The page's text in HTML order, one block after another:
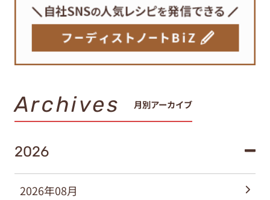
Archives 月別アーカイブ
2026
2026年08月